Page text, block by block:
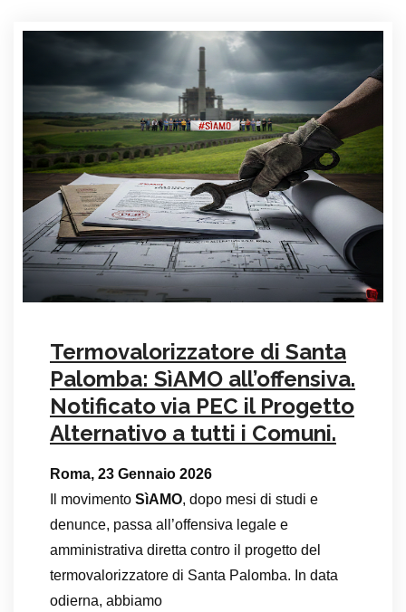
Termovalorizzatore di Santa
Palomba: SìAMO all’offensiva.
Notificato via PEC il Progetto
Alternativo a tutti i Comuni.
Roma, 23 Gennaio 2026
Il movimento SìAMO, dopo mesi di studi e
denunce, passa all’offensiva legale e
amministrativa diretta contro il progetto del
termovalorizzatore di Santa Palomba. In data
odierna, abbiamo